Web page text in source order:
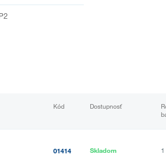
Kód Dostupnosť
01414 Skladom